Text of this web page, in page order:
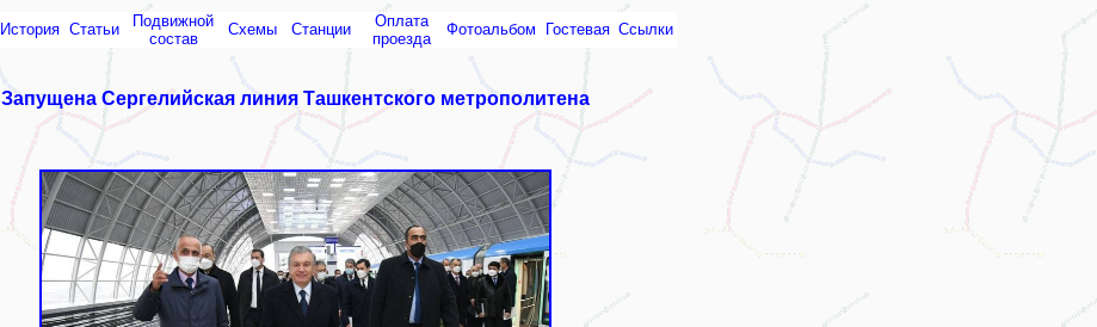
История Статьи
Подвижной
состав
Схемы Cтанции
Оплата
проезда
Фотоальбом Гостевая Ссылки
Запущена Сергелийская линия Ташкентского метрополитена